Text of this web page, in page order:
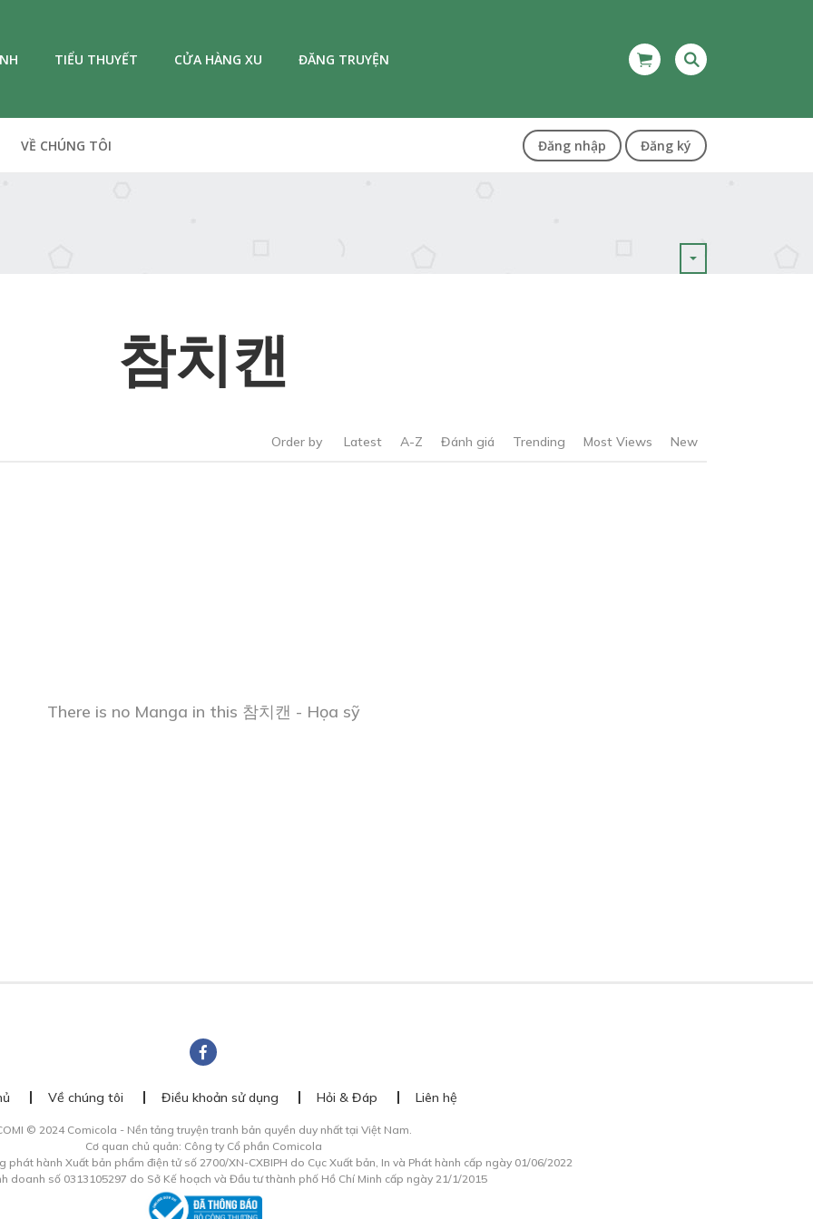
TIỂU THUYẾT CỬA HÀNG XU ĐĂNG TRUYỆN
VỀ CHÚNG TÔI Đăng nhập Đăng ký
참치캔
Order by Latest A-Z Đánh giá Trending Most Views New
There is no Manga in this 참치캔 - Họa sỹ
Về chúng tôi Điều khoản sử dụng Hỏi & Đáp Liên hệ
© 2024 Comicola - Nền tảng truyện tranh bản quyền duy nhất tại Việt Nam.
Cơ quan chủ quản: Công ty Cổ phần Comicola
phát hành Xuất bản phẩm điện tử số 2700/XN-CXBIPH do Cục Xuất bản, In và Phát hành cấp ngày 01/06/2022
doanh số 0313105297 do Sở Kế hoạch và Đầu tư thành phố Hồ Chí Minh cấp ngày 21/1/2015